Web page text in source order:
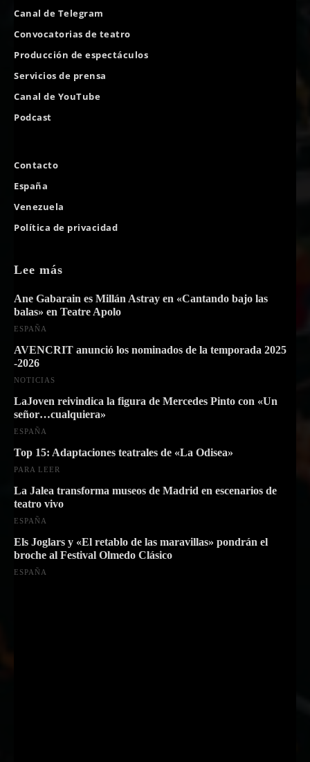
Canal de Telegram
Convocatorias de teatro
Producción de espectáculos
Servicios de prensa
Canal de YouTube
Podcast
Contacto
España
Venezuela
Política de privacidad
Lee más
Ane Gabarain es Millán Astray en «Cantando bajo las
balas» en Teatre Apolo
ESPAÑA
AVENCRIT anunció los nominados de la temporada 2025
-2026
NOTICIAS
LaJoven reivindica la figura de Mercedes Pinto con «Un
señor…cualquiera»
ESPAÑA
Top 15: Adaptaciones teatrales de «La Odisea»
PARA LEER
La Jalea transforma museos de Madrid en escenarios de
teatro vivo
ESPAÑA
Els Joglars y «El retablo de las maravillas» pondrán el
broche al Festival Olmedo Clásico
ESPAÑA